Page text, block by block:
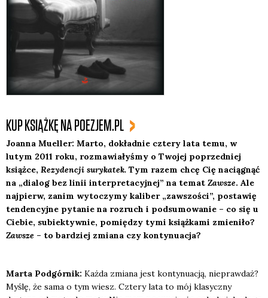
KUP KSIĄŻKĘ NA POEZJEM.PL
Joan­na Muel­ler: Mar­to, dokład­nie czte­ry lata temu, w
lutym 2011 roku, roz­ma­wia­ły­śmy o Two­jej poprzed­niej
książ­ce, Rezy­den­cji sury­ka­tek. Tym razem chcę Cię nacią­gnąć
na „dia­log bez linii inter­pre­ta­cyj­nej” na temat Zawsze. Ale
naj­pierw, zanim wyto­czy­my kali­ber „zawszo­ści”, posta­wię
ten­den­cyj­ne pyta­nie na roz­ruch i pod­su­mo­wa­nie – co się u
Cie­bie, subiek­tyw­nie, pomię­dzy tymi książ­ka­mi zmie­ni­ło?
Zawsze – to bar­dziej zmia­na czy kon­ty­nu­acja?
Mar­ta Pod­gór­nik: Każ­da zmia­na jest kon­ty­nu­acją, nie­praw­daż?
Myślę, że sama o tym wiesz. Czte­ry lata to mój kla­sycz­ny